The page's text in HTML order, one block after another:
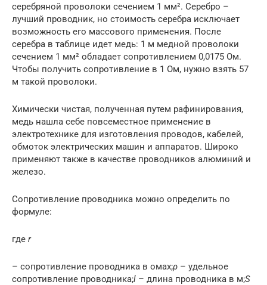
серебряной проволоки сечением 1 мм². Серебро –
лучший проводник, но стоимость серебра исключает
возможность его массового применения. После
серебра в таблице идет медь: 1 м медной проволоки
сечением 1 мм² обладает сопротивлением 0,0175 Ом.
Чтобы получить сопротивление в 1 Ом, нужно взять 57
м такой проволоки.
Химически чистая, полученная путем рафинирования,
медь нашла себе повсеместное применение в
электротехнике для изготовления проводов, кабелей,
обмоток электрических машин и аппаратов. Широко
применяют также в качестве проводников алюминий и
железо.
Сопротивление проводника можно определить по
формуле:
где r
– сопротивление проводника в омах;ρ – удельное
сопротивление проводника;l – длина проводника в м;S